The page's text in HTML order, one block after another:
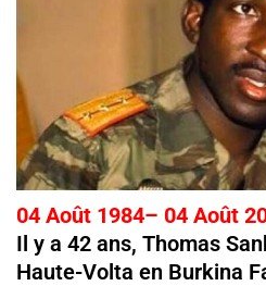
04 Août 1984– 04 Août
Il y a 42 ans, Thomas
Haute-Volta en Burkina